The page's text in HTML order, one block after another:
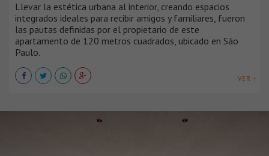
Llevar la estética urbana al interior, creando espacios
integrados ideales para recibir amigos y familiares, fueron
las pautas definidas por el propietario de este
apartamento de 120 metros cuadrados, ubicado en São
Paulo.
VER +